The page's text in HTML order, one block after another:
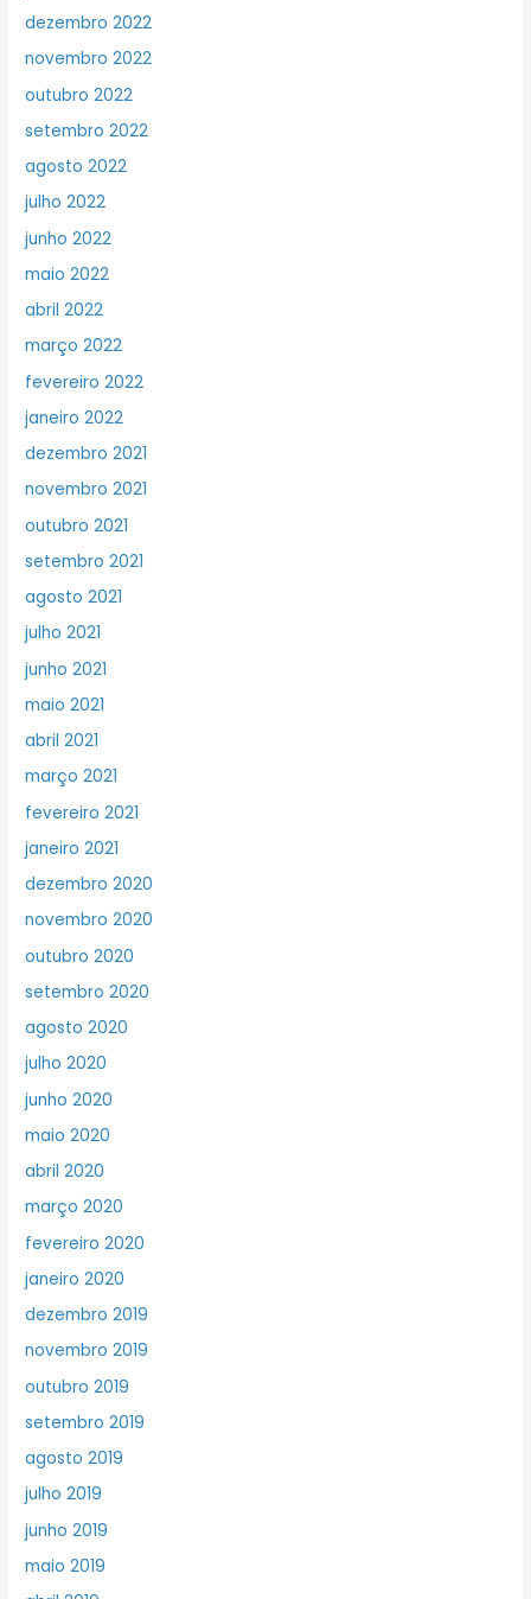
dezembro 2022
novembro 2022
outubro 2022
setembro 2022
agosto 2022
julho 2022
junho 2022
maio 2022
abril 2022
março 2022
fevereiro 2022
janeiro 2022
dezembro 2021
novembro 2021
outubro 2021
setembro 2021
agosto 2021
julho 2021
junho 2021
maio 2021
abril 2021
março 2021
fevereiro 2021
janeiro 2021
dezembro 2020
novembro 2020
outubro 2020
setembro 2020
agosto 2020
julho 2020
junho 2020
maio 2020
abril 2020
março 2020
fevereiro 2020
janeiro 2020
dezembro 2019
novembro 2019
outubro 2019
setembro 2019
agosto 2019
julho 2019
junho 2019
maio 2019